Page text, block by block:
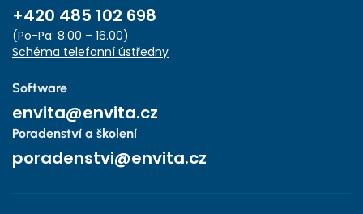
+420 485 102 698
(Po-Pa: 8.00 – 16.00)
Schéma telefonní ústředny
Software
envita@envita.cz
Poradenství a školení
poradenstvi@envita.cz